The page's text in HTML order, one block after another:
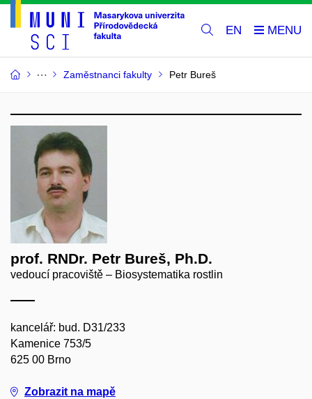
EN
Zaměstnanci fakulty Petr Bureš
prof. RNDr. Petr Bureš, Ph.D.
vedoucí pracoviště – Biosystematika rostlin
kancelář: bud. D31/233
Kamenice 753/5
625 00 Brno
Zobrazit na mapě